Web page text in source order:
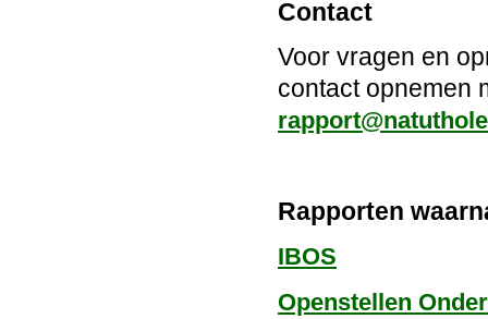
Contact
Voor vragen en
contact opnemen
Rapporten
IBOS
Openstellen